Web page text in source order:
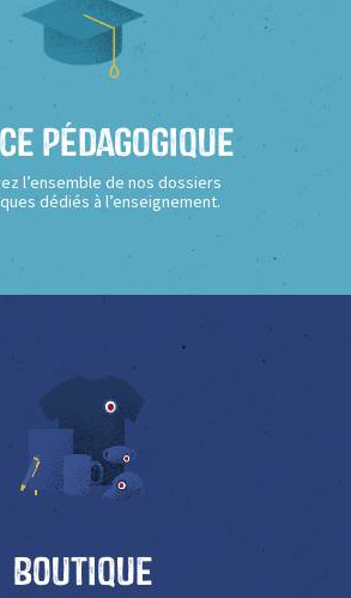
Pédagogique
l’ensemble de nos dossiers
dédiés à l’enseignement.
Boutique